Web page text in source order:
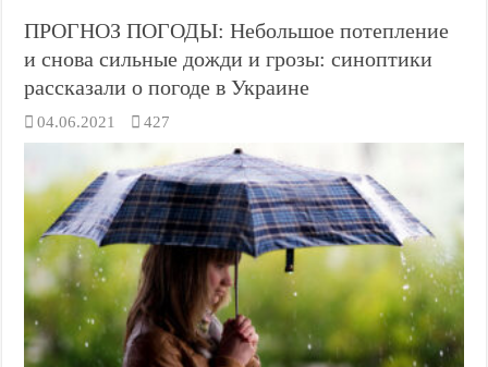
ПРОГНОЗ ПОГОДЫ: Небольшое потепление
и снова сильные дожди и грозы: синоптики
рассказали о погоде в Украине
04.06.2021 427